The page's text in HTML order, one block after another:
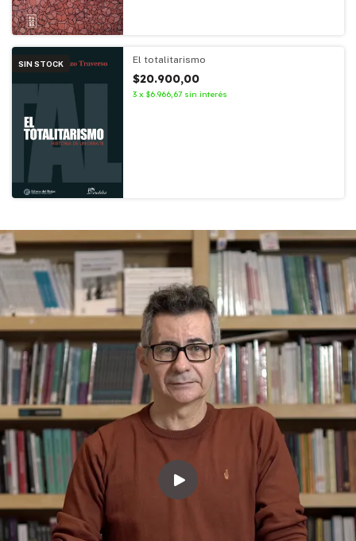
SIN STOCK El totalitarismo
$20.900,00
3 x $6.966,67 sin interés